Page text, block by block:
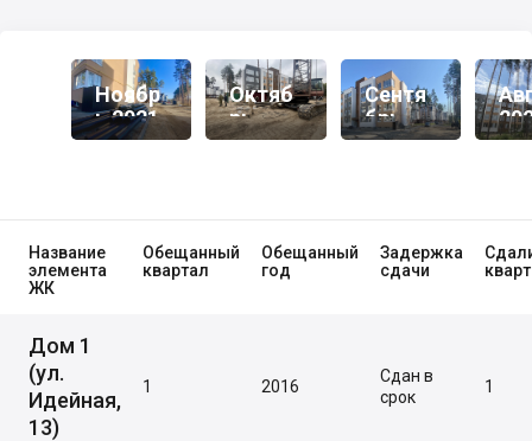
Ноябр
Ь 2021
Октяб
Рь
2021
Сентя
Брь
2021
Название
элемента
ЖК
Обещанный
квартал
Обещанный
год
Задержка
сдачи
Дом 1
(ул.
Идейная,
13)
1 2016
Сдан в
срок
1